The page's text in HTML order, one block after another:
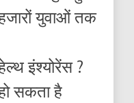
युवाओं तक
इंश्योरेंस ?
सकता है